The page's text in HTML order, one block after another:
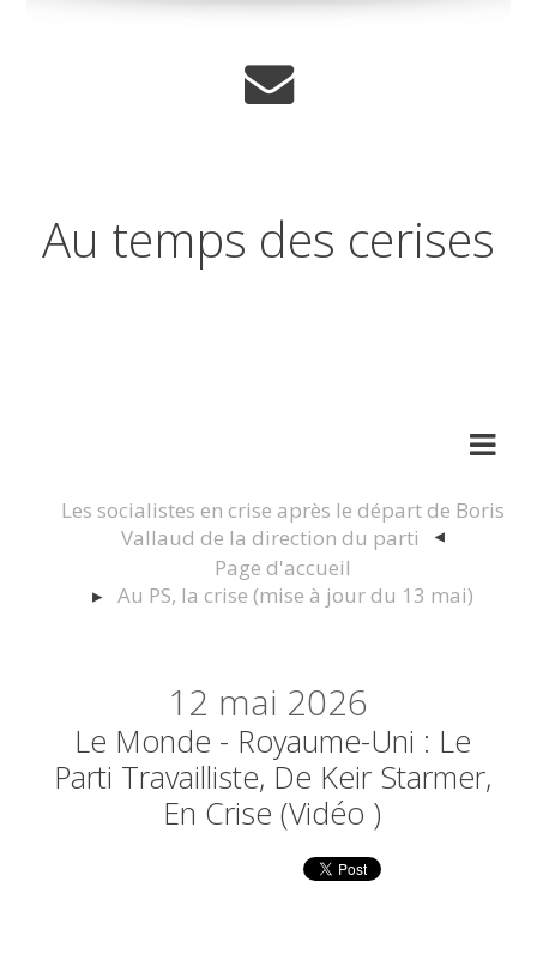
Au temps des cerises
Les socialistes en crise après le départ de Boris
Vallaud de la direction du parti
Page d'accueil
Au PS, la crise (mise à jour du 13 mai)
12 mai 2026
Le Monde - Royaume-Uni : Le
Parti Travailliste, De Keir Starmer,
En Crise (vidéo )